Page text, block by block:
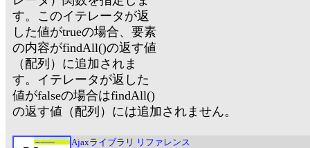
す。このイテレータが返
した値がtrueの場合、要素
の内容がfindAll()の返す値
（配列）に追加されま
す。イテレータが返した
値がfalseの場合はfindAll()
の返す値（配列）には追加されません。
Ajaxライブラリ リファレンス